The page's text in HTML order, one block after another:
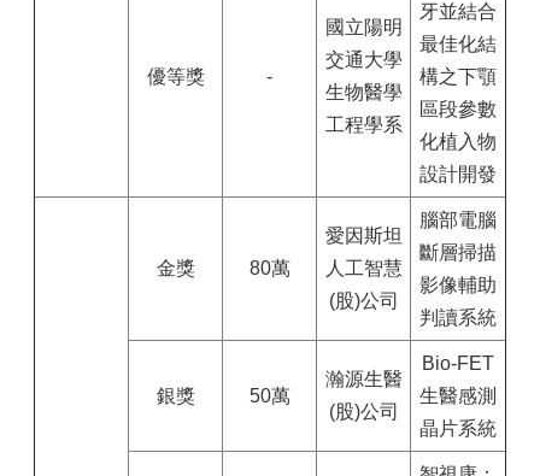
優等獎 -
國立陽明
交通大學
生物醫學
工程學系
牙並結合
最佳化結
構之下顎
區段參數
化植入物
設計開發
金獎 80萬
愛因斯坦
人工智慧
(股)公司
腦部電腦
斷層掃描
影像輔助
判讀系統
銀獎 50萬
瀚源生醫
(股)公司
Bio-FET
生醫感測
晶片系統